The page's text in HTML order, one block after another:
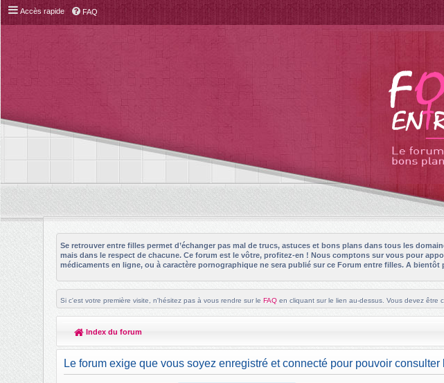
Accès rapide FAQ
Se retrouver entre filles permet d’échanger pas mal de trucs, astuces et bons plans dans tous les
mais dans le respect de chacune. Ce forum est le vôtre, profitez-en ! Nous comptons sur vous pour
médicaments en ligne, ou à caractère pornographique ne sera publié sur ce Forum entre filles. A bientôt
Si c'est votre première visite, n'hésitez pas à vous rendre sur le FAQ en cliquant sur le lien au-dessus. Vous devez être
Index du forum
Le forum exige que vous soyez enregistré et connecté pour pouvoir consulter